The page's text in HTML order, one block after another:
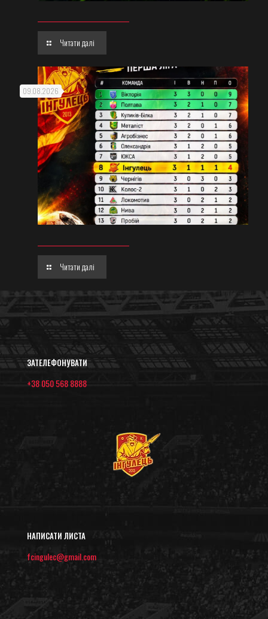
Читати далі
09.08.2026
Читати далі
ЗАТЕЛЕФОНУВАТИ
+38 050 568 8888
НАПИСАТИ ЛИСТА
fcingulec@gmail.com